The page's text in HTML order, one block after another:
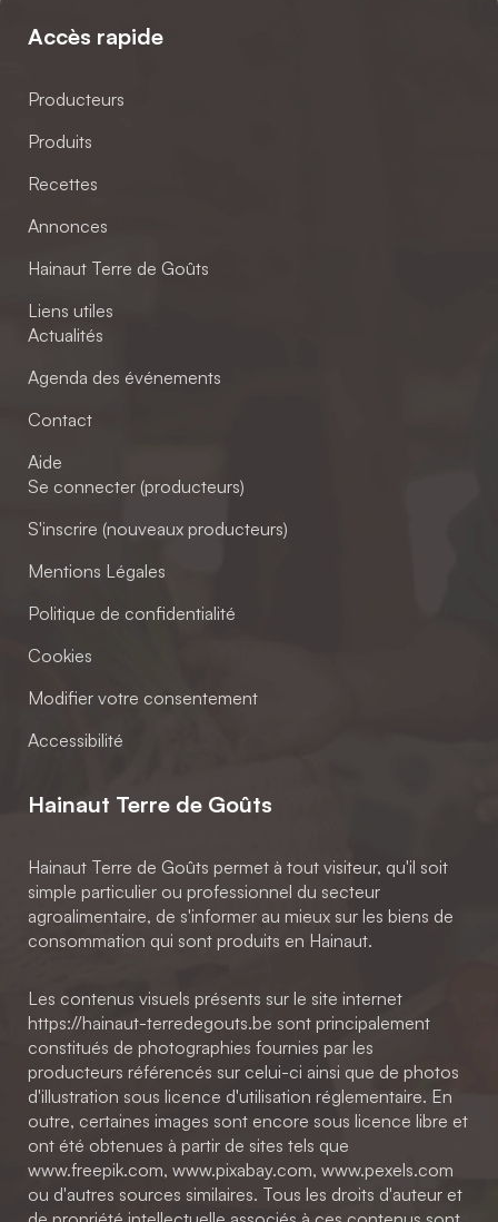
Accès rapide
Producteurs
Produits
Recettes
Annonces
Hainaut Terre de Goûts
Liens utiles
Actualités
Agenda des événements
Contact
Aide
Se connecter (producteurs)
S'inscrire (nouveaux producteurs)
Mentions Légales
Politique de confidentialité
Cookies
Modifier votre consentement
Accessibilité
Hainaut Terre de Goûts
Hainaut Terre de Goûts permet à tout visiteur, qu'il soit
simple particulier ou professionnel du secteur
agroalimentaire, de s'informer au mieux sur les biens de
consommation qui sont produits en Hainaut.
Les contenus visuels présents sur le site internet
https://hainaut-terredegouts.be sont principalement
constitués de photographies fournies par les
producteurs référencés sur celui-ci ainsi que de photos
d'illustration sous licence d'utilisation réglementaire. En
outre, certaines images sont encore sous licence libre et
ont été obtenues à partir de sites tels que
www.freepik.com, www.pixabay.com, www.pexels.com
ou d'autres sources similaires. Tous les droits d'auteur et